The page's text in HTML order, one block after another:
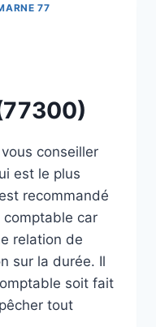
77
conseiller
est le plus
recommandé
car
relation de
sur la durée. Il
soit fait
tout